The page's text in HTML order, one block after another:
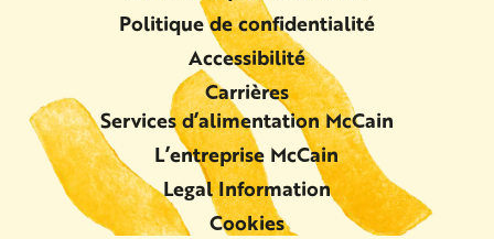
Politique de confidentialité
Accessibilité
Carrières
Services d’alimentation McCain
L’entreprise McCain
Legal Information
Cookies